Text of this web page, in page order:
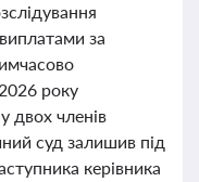
за
року
двох членів
суд залишив під
керівника